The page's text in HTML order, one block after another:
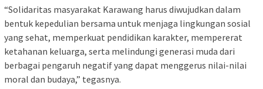
“Solidaritas masyarakat Karawang harus diwujudkan dalam
bentuk kepedulian bersama untuk menjaga lingkungan sosial
yang sehat, memperkuat pendidikan karakter, mempererat
ketahanan keluarga, serta melindungi generasi muda dari
berbagai pengaruh negatif yang dapat menggerus nilai-nilai
moral dan budaya,” tegasnya.